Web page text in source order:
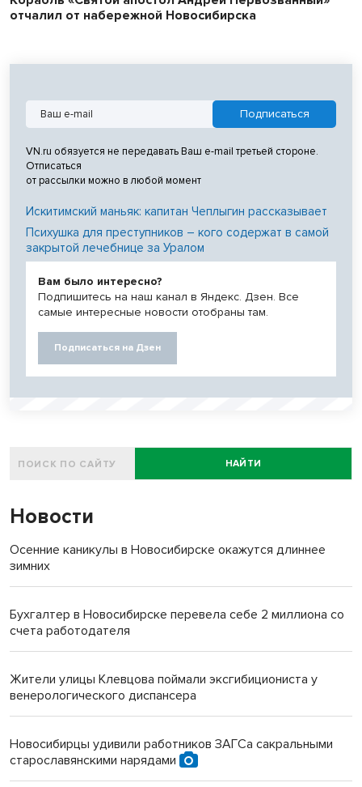
отчалил от набережной Новосибирска
VN.ru обязуется не передавать Ваш e-mail третьей стороне.
Отписаться
от рассылки можно в любой момент
Искитимский маньяк: капитан Чеплыгин рассказывает
Психушка для преступников – кого содержат в самой
закрытой лечебнице за Уралом
Вам было интересно?
Подпишитесь на наш канал в Яндекс. Дзен. Все
самые интересные новости отобраны там.
Подписаться на Дзен
НАЙТИ
Новости
Осенние каникулы в Новосибирске окажутся длиннее
зимних
Бухгалтер в Новосибирске перевела себе 2 миллиона со
счета работодателя
Жители улицы Клевцова поймали эксгибициониста у
венерологического диспансера
Новосибирцы удивили работников ЗАГСа сакральными
старославянскими нарядами